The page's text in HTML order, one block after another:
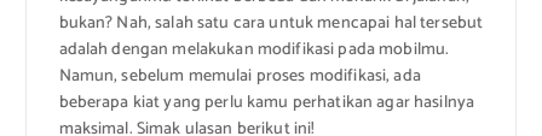
bukan? Nah, salah satu cara untuk mencapai hal tersebut
adalah dengan melakukan modifikasi pada mobilmu.
Namun, sebelum memulai proses modifikasi, ada
beberapa kiat yang perlu kamu perhatikan agar hasilnya
maksimal. Simak ulasan berikut ini!